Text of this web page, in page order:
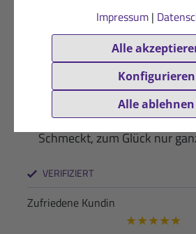
Impressum|
Alle
Konfigurieren
Alle ablehnen
lecker
Dankbarer Kunde von Sanct
Sport
★★★★★
Schmeckt, zum Glück nur
VERIFIZIERT
Zufriedene Kundin
★★★★★